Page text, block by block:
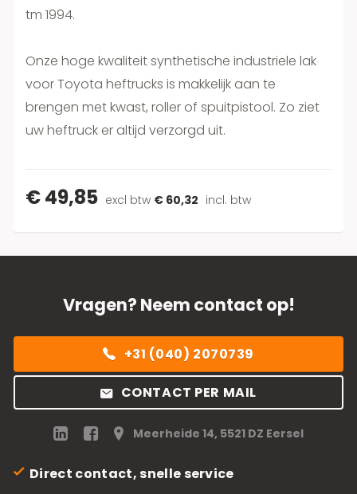
tm 1994.
Onze hoge kwaliteit synthetische industriele lak
voor Toyota heftrucks is makkelijk aan te
brengen met kwast, roller of spuitpistool. Zo ziet
uw heftruck er altijd verzorgd uit.
€ 49,85 excl btw € 60,32 incl. btw
Vragen? Neem contact op!
+31 (040) 2070739
CONTACT PER MAIL
Meerheide 14, 5521 DZ Eersel
Direct contact, snelle service